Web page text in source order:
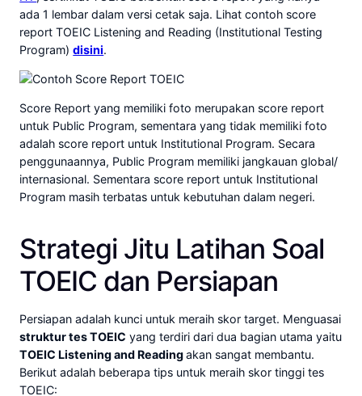
ada 1 lembar dalam versi cetak saja. Lihat contoh score
report TOEIC Listening and Reading (Institutional Testing
Program)disini.
Score Report yang memiliki foto merupakan score report
untuk Public Program, sementara yang tidak memiliki foto
adalah score report untuk Institutional Program. Secara
penggunaannya, Public Program memiliki jangkauan global/
internasional. Sementara score report untuk Institutional
Program masih terbatas untuk kebutuhan dalam negeri.
Strategi Jitu Latihan Soal
TOEIC dan Persiapan
Persiapan adalah kunci untuk meraih skor target. Menguasai
struktur tes TOEIC yang terdiri dari dua bagian utama yaitu
TOEIC Listening and Readingakan sangat membantu.
Berikut adalah beberapa tips untuk meraih skor tinggi tes
TOEIC: